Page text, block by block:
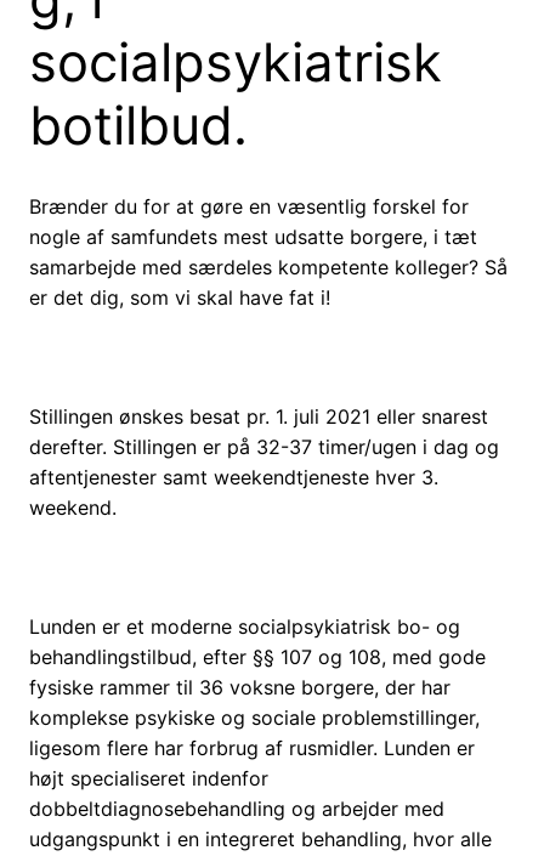
socialpsykiatrisk
botilbud.
Brænder du for at gøre en væsentlig forskel for
nogle af samfundets mest udsatte borgere, i tæt
samarbejde med særdeles kompetente kolleger? Så
er det dig, som vi skal have fat i!
Stillingen ønskes besat pr. 1. juli 2021 eller snarest
derefter. Stillingen er på 32-37 timer/ugen i dag og
aftentjenester samt weekendtjeneste hver 3.
weekend.
Lunden er et moderne socialpsykiatrisk bo- og
behandlingstilbud, efter §§ 107 og 108, med gode
fysiske rammer til 36 voksne borgere, der har
komplekse psykiske og sociale problemstillinger,
ligesom flere har forbrug af rusmidler. Lunden er
højt specialiseret indenfor
dobbeltdiagnosebehandling og arbejder med
udgangspunkt i en integreret behandling, hvor alle